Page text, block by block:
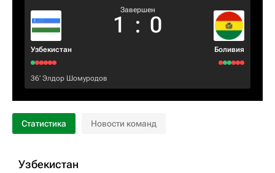
Узбекистан
Завершен
1 : 0
Боливия
36‎’‎ Элдор Шомуродов
Статистика Новости команд
Узбекистан